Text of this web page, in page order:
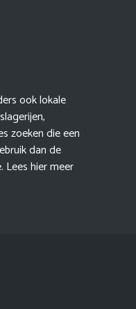
ook lokale
zoeken die een
dan de
Lees hier meer